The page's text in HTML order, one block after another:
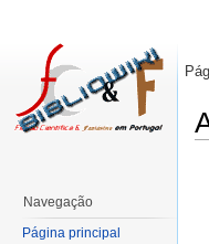
Navegação
Página principal